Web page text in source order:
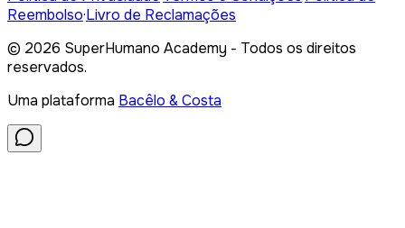
Reembolso·Livro de Reclamações
© 2026 SuperHumano Academy - Todos os direitos
reservados.
Uma plataforma Bacêlo & Costa